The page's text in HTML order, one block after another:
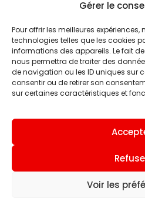
Gérer le
Pour offrir les meilleures
technologies telles que les cookies
informations des appareils. Le fait
nous permettra de traiter des
de navigation ou les ID uniques sur
consentir ou de retirer son
sur certaines caractéristiques et
Voir les
ACTUALITÉS
CLUB
BOUTIQUE